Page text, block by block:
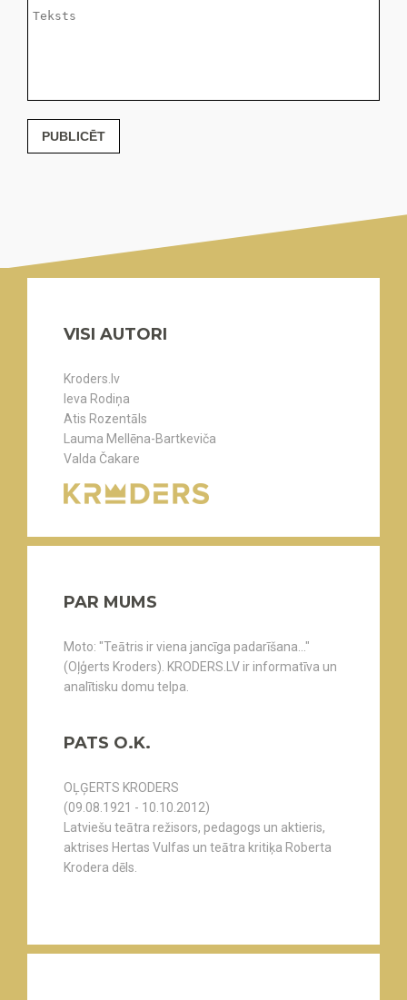
PUBLICĒT
VISI AUTORI
Kroders.lv
Ieva Rodiņa
Atis Rozentāls
Lauma Mellēna-Bartkeviča
Valda Čakare
PAR MUMS
Moto: "Teātris ir viena jancīga padarīšana..."
(Oļģerts Kroders). KRODERS.LV ir informatīva un
analītisku domu telpa.
PATS O.K.
OĻĢERTS KRODERS
(09.08.1921 - 10.10.2012)
Latviešu teātra režisors, pedagogs un aktieris,
aktrises Hertas Vulfas un teātra kritiķa Roberta
Krodera dēls.